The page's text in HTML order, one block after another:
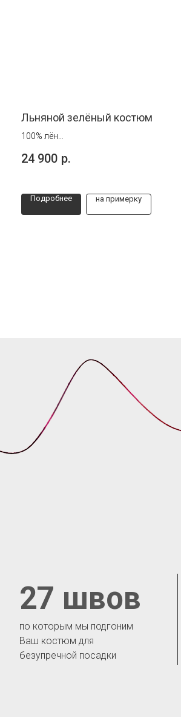
Льняной зелёный костюм
100% лён
подклады.
24 900 р.
Подробнее на примерку
по которым мы подгоним
Ваш костюм для
безупречной посадки
27 швов